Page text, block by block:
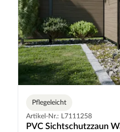
Pflegeleicht
Artikel-Nr.: L7111258
PVC Sichtschutzzaun